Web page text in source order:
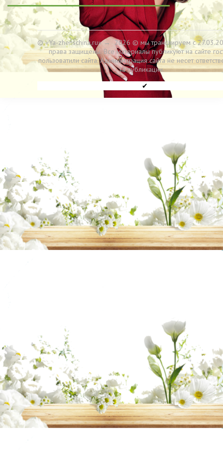
© «Ya-zhenschina.ru»→ 2026 © мы транслируем с
права защищены. Все материалы публикуют на сайте
пользоватили сайта. Администрация сайта не несет
за публикации.
✔